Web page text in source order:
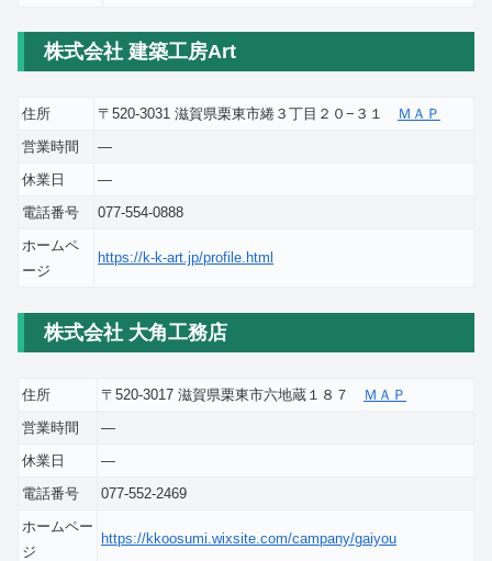
株式会社 建築工房Art
住所 〒520-3031 滋賀県栗東市綣３丁目２０−３１
ＭＡＰ
営業時間
―
休業日
―
電話番号
077-554-0888
ホームペ
ージ
https://k-k-art.jp/profile.html
株式会社 大角工務店
住所 〒520-3017 滋賀県栗東市六地蔵１８７
ＭＡＰ
営業時間
―
休業日
―
電話番号
077-552-2469
ホームペー
ジ
https://kkoosumi.wixsite.com/campany/gaiyou